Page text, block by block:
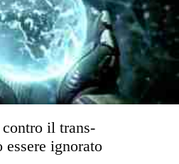
il trans-
essere ignorato